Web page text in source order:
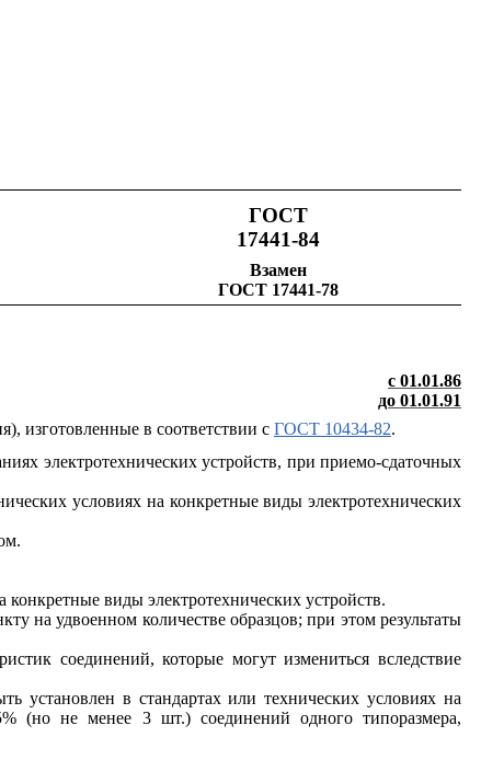
ГОСТ
17441-84
Взамен
ГОСТ 17441-78
с 01.01.86
до 01.01.91
изготовленные в соответствии с ГОСТ 10434-82.
электротехнических устройств, при приемо-сдаточных
условиях на конкретные виды электротехнических
виды электротехнических устройств.
на удвоенном количестве образцов; при этом результаты
соединений, которые могут измениться вследствие
установлен в стандартах или технических условиях на
(но не менее 3 шт.) соединений одного типоразмера,